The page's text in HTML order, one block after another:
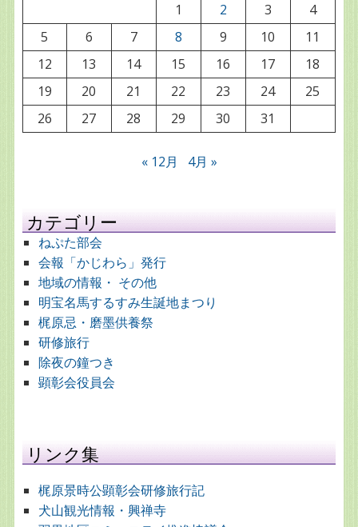
1
2 3
4
5
6 7 8 9 10
11
12
13 14 15 16 17
18
19
20 21 22 23 24
25
26
27 28 29 30 31
« 12月 4月 »
カテゴリー
ねぷた部会
会報「かじわら」発行
地域の情報・ その他
明宝名馬するすみ生誕地まつり
梶原忌・磨墨供養祭
研修旅行
除夜の鐘つき
顕彰会役員会
リンク集
梶原景時公顕彰会研修旅行記
犬山観光情報・興禅寺